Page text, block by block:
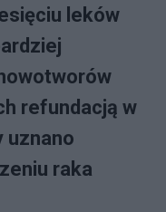
leków
refundacją w
uznano
raka